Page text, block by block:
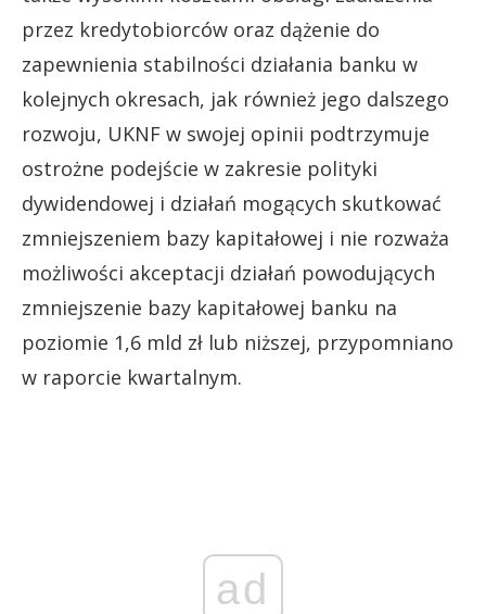
przez kredytobiorców oraz dążenie do
zapewnienia stabilności działania banku w
kolejnych okresach, jak również jego dalszego
rozwoju, UKNF w swojej opinii podtrzymuje
ostrożne podejście w zakresie polityki
dywidendowej i działań mogących skutkować
zmniejszeniem bazy kapitałowej i nie rozważa
możliwości akceptacji działań powodujących
zmniejszenie bazy kapitałowej banku na
poziomie 1,6 mld zł lub niższej, przypomniano
w raporcie kwartalnym.
ad